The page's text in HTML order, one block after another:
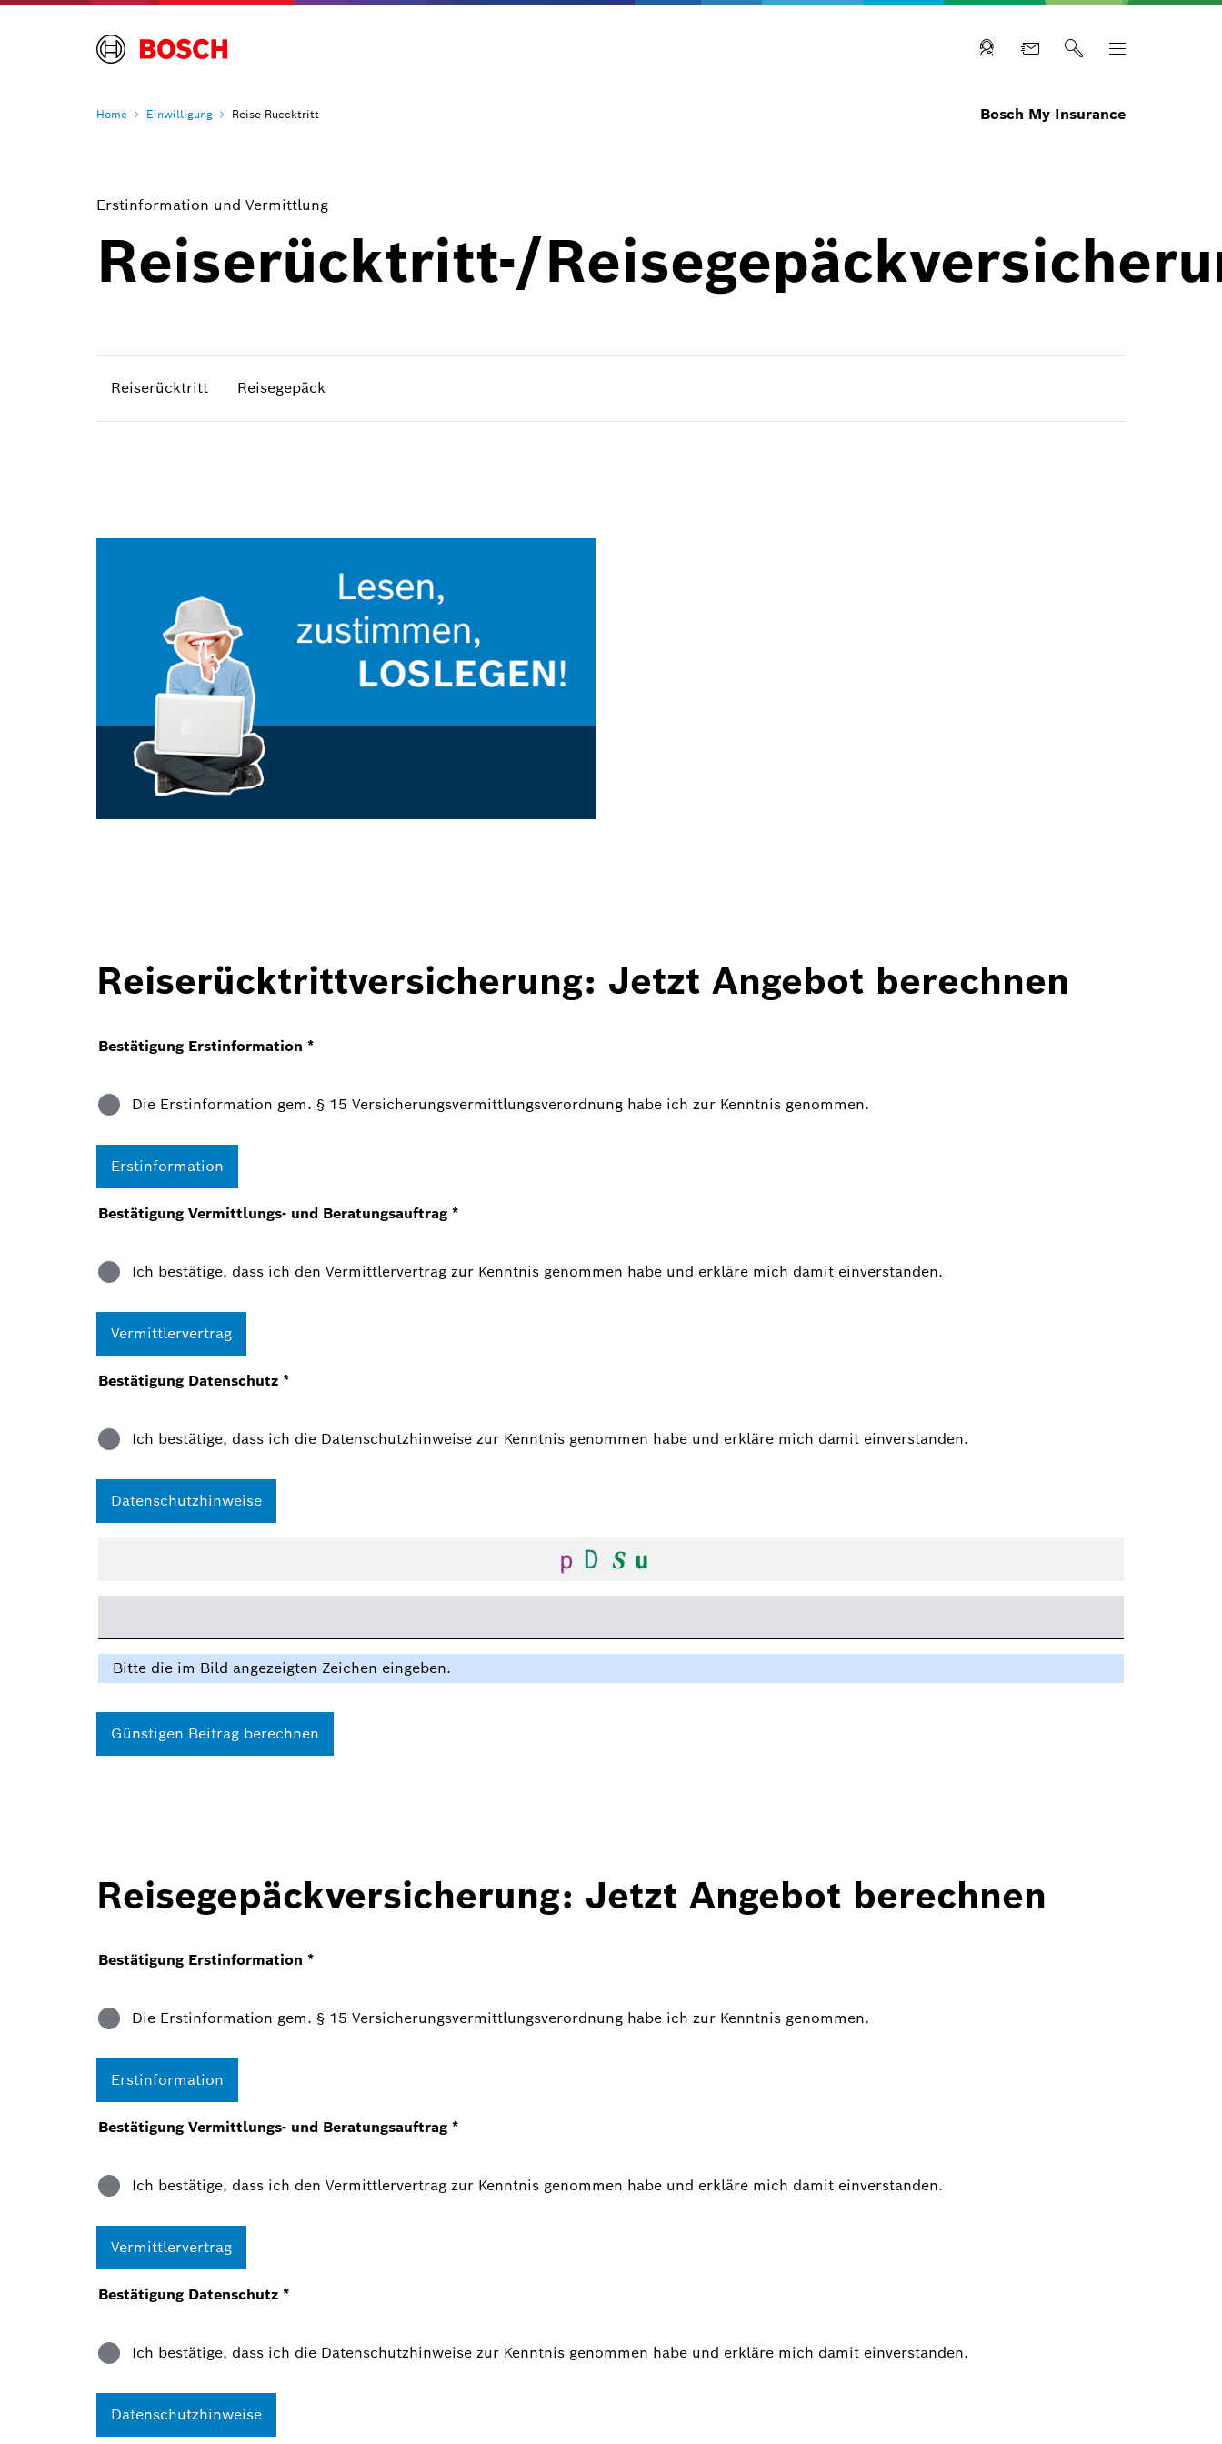
Home Einwilligung Reise-Ruecktritt Bosch My Insurance
Erstinformation und Vermittlung
Reiserücktritt-/
Reiserücktritt Reisegepäck
Reiserücktrittversicherung: Jetzt Angebot berechnen
Bestätigung Erstinformation *
Die Erstinformation gem. § 15 Versicherungsvermittlungsverordnung habe ich zur Kenntnis genommen.
Erstinformation
Bestätigung Vermittlungs- und Beratungsauftrag *
Ich bestätige, dass ich den Vermittlervertrag zur Kenntnis genommen habe und erkläre mich damit einverstanden.
Vermittlervertrag
Bestätigung Datenschutz *
Ich bestätige, dass ich die Datenschutzhinweise zur Kenntnis genommen habe und erkläre mich damit einverstanden.
Datenschutzhinweise
Bitte die im Bild angezeigten Zeichen eingeben.
Günstigen Beitrag berechnen
Reisegepäckversicherung: Jetzt Angebot berechnen
Bestätigung Erstinformation *
Die Erstinformation gem. § 15 Versicherungsvermittlungsverordnung habe ich zur Kenntnis genommen.
Erstinformation
Bestätigung Vermittlungs- und Beratungsauftrag *
Ich bestätige, dass ich den Vermittlervertrag zur Kenntnis genommen habe und erkläre mich damit einverstanden.
Vermittlervertrag
Bestätigung Datenschutz *
Ich bestätige, dass ich die Datenschutzhinweise zur Kenntnis genommen habe und erkläre mich damit einverstanden.
Datenschutzhinweise